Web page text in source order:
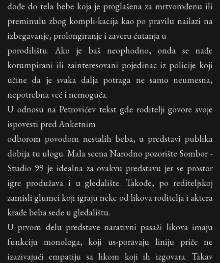
dođe do tela bebe koja je proglašena za mrtvorođenu ili
preminulu zbog kompli-kacija kao po pravilu nailazi na
izbegavanje, prolongiranje i zaveru ćutanja u
porodilištu. Ako je baš neophodno, onda se nađe
korumpirani ili zainteresovani pojedinac iz policije koji
učine da je svaka dalja potraga ne samo neumesna,
nepotrebna već i nemoguća.
U odnosu na Petrovićev tekst gde roditelji govore svoje
ispovesti pred Anketnim
odborom povodom nestalih beba, u predstavi publika
dobija tu ulogu. Mala scena Narodno pozorište Sombor -
Studio 99 je idealna za ovakvu predstavu jer se prostor
igre produžava i u gledalište. Takođe, po rediteljskoj
zamisli glumci koji igraju neke od likova roditelja i aktera
krađe beba sede u gledalištu.
U prvom delu predstave narativni pasaži likova imaju
funkciju monologa, koji us-poravaju liniju priče ne
izazivajući empatiju sa likom koji ih izgovara. Takav